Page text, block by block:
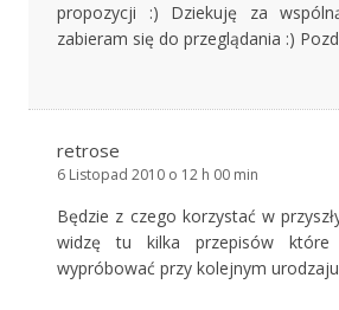
propozycji :) Dziekuję za
zabieram się do przeglądania :)
retrose
6 Listopad 2010 o 12 h 00 min
Będzie z czego korzystać w
widzę tu kilka przepisów które
wypróbować przy kolejnym